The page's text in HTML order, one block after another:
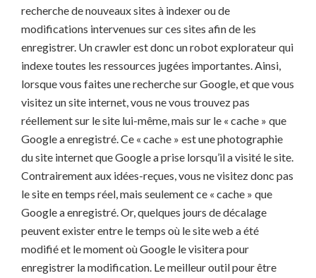
recherche de nouveaux sites à indexer ou de
modifications intervenues sur ces sites afin de les
enregistrer. Un crawler est donc un robot explorateur qui
indexe toutes les ressources jugées importantes. Ainsi,
lorsque vous faites une recherche sur Google, et que vous
visitez un site internet, vous ne vous trouvez pas
réellement sur le site lui-même, mais sur le « cache » que
Google a enregistré. Ce « cache » est une photographie
du site internet que Google a prise lorsqu’il a visité le site.
Contrairement aux idées-reçues, vous ne visitez donc pas
le site en temps réel, mais seulement ce « cache » que
Google a enregistré. Or, quelques jours de décalage
peuvent exister entre le temps où le site web a été
modifié et le moment où Google le visitera pour
enregistrer la modification. Le meilleur outil pour être